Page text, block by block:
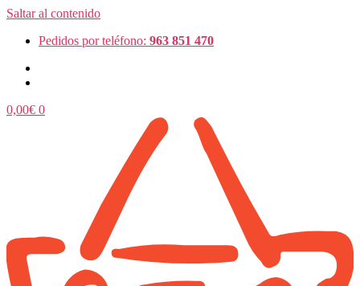
Saltar al contenido
Pedidos por teléfono: 963 851 470
0,00€ 0